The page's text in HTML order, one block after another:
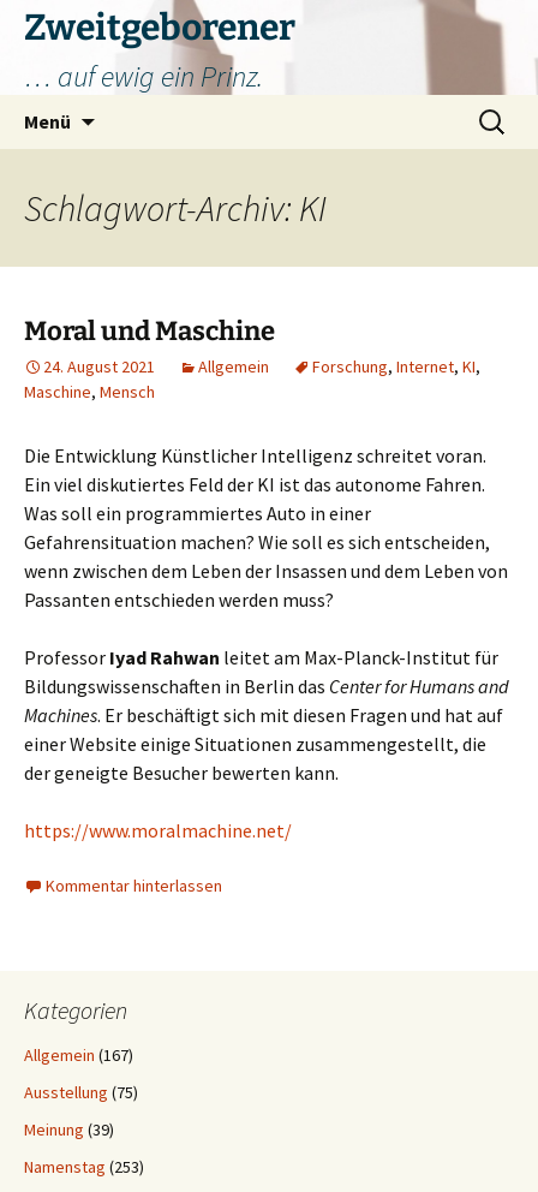
Zum
Inhalt
springen
Zweitgeborener
… auf ewig ein Prinz.
Menü
Suchen
nach:
Schlagwort-Archiv: KI
Moral und Maschine
24. August 2021 Allgemein Forschung, Internet, KI,
Maschine, Mensch
Die Entwicklung Künstlicher Intelligenz schreitet voran.
Ein viel diskutiertes Feld der KI ist das autonome Fahren.
Was soll ein programmiertes Auto in einer
Gefahrensituation machen? Wie soll es sich entscheiden,
wenn zwischen dem Leben der Insassen und dem Leben von
Passanten entschieden werden muss?
Professor Iyad Rahwan leitet am Max-Planck-Institut für
Bildungswissenschaften in Berlin das Center for Humans and
Machines. Er beschäftigt sich mit diesen Fragen und hat auf
einer Website einige Situationen zusammengestellt, die
der geneigte Besucher bewerten kann.
https://www.moralmachine.net/
Kommentar hinterlassen
Kategorien
Allgemein (167)
Ausstellung (75)
Meinung (39)
Namenstag (253)